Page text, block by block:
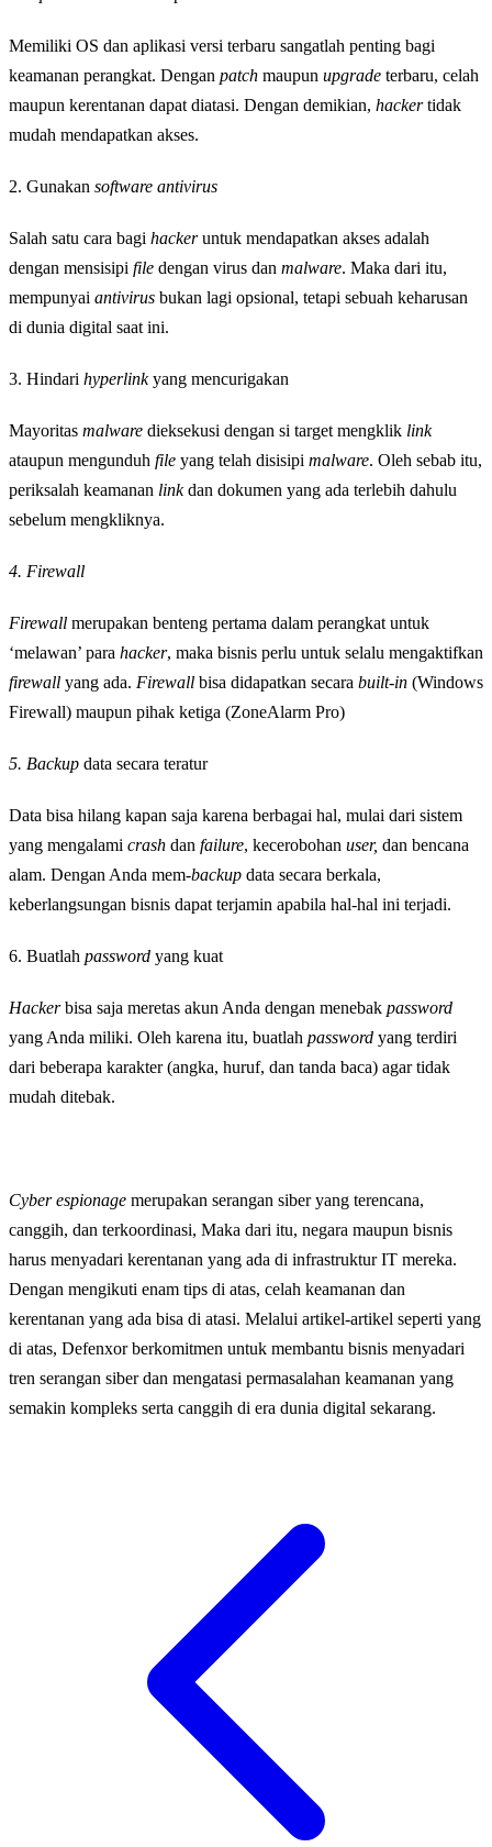
Memiliki OS dan aplikasi versi terbaru sangatlah penting bagi
keamanan perangkat. Dengan patch maupun upgrade terbaru, celah
maupun kerentanan dapat diatasi. Dengan demikian, hackertidak
mudah mendapatkan akses.
2. Gunakan software antivirus
Salah satu cara bagi hackeruntuk mendapatkan akses adalah
dengan mensisipi file dengan virus dan malware. Maka dari itu,
mempunyai antivirus bukan lagi opsional, tetapi sebuah keharusan
di dunia digital saat ini.
3. Hindari hyperlinkyang mencurigakan
Mayoritas malware dieksekusi dengan si target mengklik link
ataupun mengunduh file yang telah disisipi malware. Oleh sebab itu,
periksalah keamanan linkdan dokumen yang ada terlebih dahulu
sebelum mengkliknya.
4. Firewall
Firewall merupakan benteng pertama dalam perangkat untuk
‘melawan’ para hacker, maka bisnis perlu untuk selalu mengaktifkan
firewall yang ada. Firewall bisa didapatkan secara built-in (Windows
Firewall) maupun pihak ketiga (ZoneAlarm Pro)
5. Backup data secara teratur
Data bisa hilang kapan saja karena berbagai hal, mulai dari sistem
yang mengalami crash dan failure, kecerobohan user, dan bencana
alam. Dengan Anda mem-backup data secara berkala,
keberlangsungan bisnis dapat terjamin apabila hal-hal ini terjadi.
6. Buatlah password yang kuat
Hackerbisa saja meretas akun Anda dengan menebak password
yang Anda miliki. Oleh karena itu, buatlah password yang terdiri
dari beberapa karakter (angka, huruf, dan tanda baca) agar tidak
mudah ditebak.
Cyber espionage merupakan serangan siber yang terencana,
canggih, dan terkoordinasi, Maka dari itu, negara maupun bisnis
harus menyadari kerentanan yang ada di infrastruktur IT mereka.
Dengan mengikuti enam tips di atas, celah keamanan dan
kerentanan yang ada bisa di atasi. Melalui artikel-artikel seperti yang
di atas, Defenxor berkomitmen untuk membantu bisnis menyadari
tren serangan siber dan mengatasi permasalahan keamanan yang
semakin kompleks serta canggih di era dunia digital sekarang.